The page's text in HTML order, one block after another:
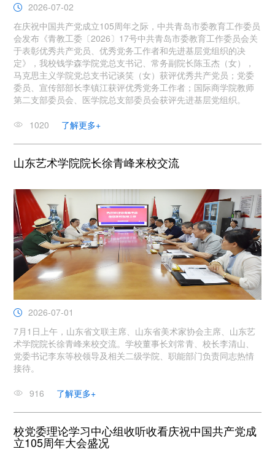
2026-07-02
在庆祝中国共产党成立105周年之际，中共青岛市委教育工作委员
会发布《青教工委〔2026〕17号中共青岛市委教育工作委员会关
于表彰优秀共产党员、优秀党务工作者和先进基层党组织的决
定》，我校钱学森学院党总支书记、常务副院长陈玉杰（女），
马克思主义学院党总支书记谈笑（女）获评优秀共产党员；党委
委员、宣传部部长李镇江获评优秀党务工作者；国际商学院教师
第二支部委员会、医学院总支部委员会获评先进基层党组织。
1020 了解更多+
山东艺术学院院长徐青峰来校交流
2026-07-01
7月1日上午，山东省文联主席、山东省美术家协会主席、山东艺
术学院院长徐青峰来校交流。学校董事长刘常青、校长李清山、
党委书记李东等校领导及相关二级学院、职能部门负责同志热情
接待。
916 了解更多+
校党委理论学习中心组收听收看庆祝中国共产党成
立105周年大会盛况